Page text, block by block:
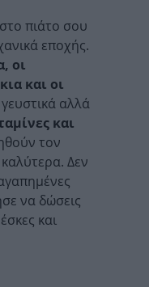
πιάτο σου
εποχής.
οι
και οι
αλλά
και
τον
Δεν
να δώσεις
και